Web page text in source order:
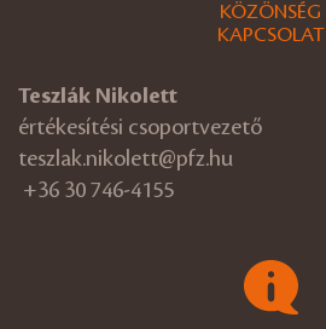
KÖZÖNSÉG
KAPCSOLAT
Teszlák Nikolett
értékesítési csoportvezető
teszlak.nikolett@pfz.hu
+36 30 746-4155